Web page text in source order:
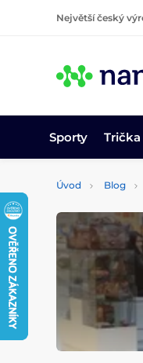
Největší český
Sporty Trička
Úvod Blog